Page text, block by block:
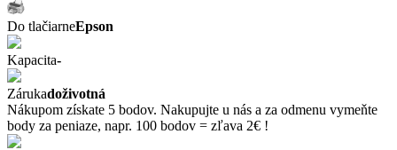
Do tlačiarneEpson
Kapacita-
Zárukadoživotná
Nákupom získate 5 bodov. Nakupujte u nás a za odmenu vymeňte
body za peniaze, napr. 100 bodov = zľava 2€ !